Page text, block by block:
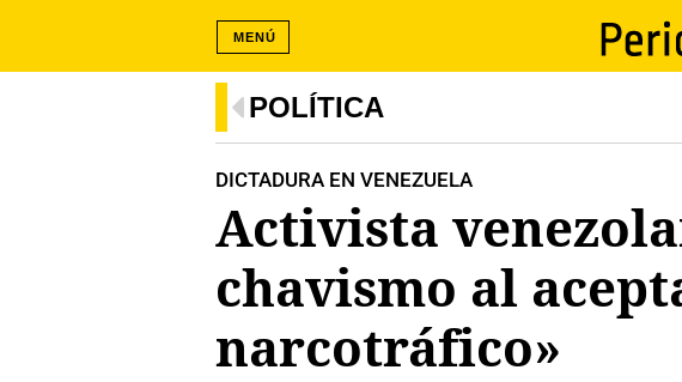
MENÚ
POLÍTICA
DICTADURA EN VENEZUELA
Activista
chavismo al
narcotráfico»